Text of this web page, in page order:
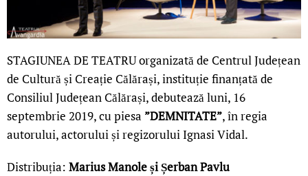
STAGIUNEA DE TEATRU organizată de Centrul Județean
de Cultură și Creație Călărași, instituție finanțată de
Consiliul Județean Călărași, debutează luni, 16
septembrie 2019, cu piesa ”DEMNITATE”, în regia
autorului, actorului și regizorului Ignasi Vidal.
Distribuția: Marius Manole și Șerban Pavlu